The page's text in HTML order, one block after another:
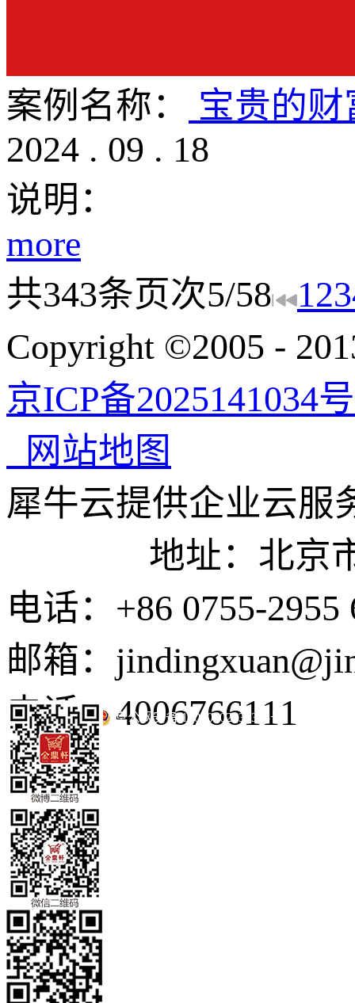
案例名称：
宝贵的财
2024 . 09 . 18
说明：
more
共343条页次5/58 123
Copyright ©2005 -
京ICP备2025141034
网站地图
犀牛云提供企业云服
地址：北京市东
电话：+86 0755-2955
邮箱：
电话：4006766111
京公网安备 11010502035345号